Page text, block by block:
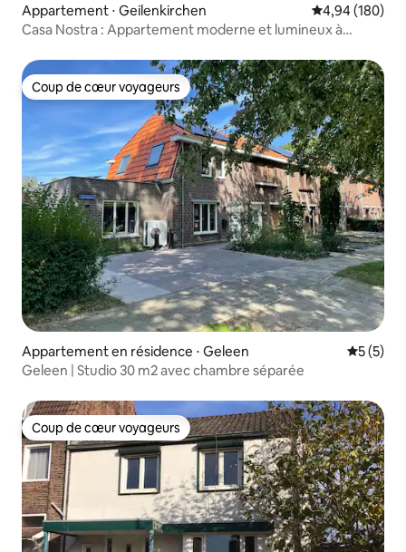
Appartement ⋅ Geilenkirchen Évaluation
4,94 (180)
Casa Nostra : Appartement moderne et lumineux à
Coup de cœur voyageurs
Coup de cœur voyageurs
Appartement en résidence ⋅ Geleen
5 (5)
Geleen | Studio 30 m2 avec chambre séparée
Coup de cœur voyageurs
Coup de cœur voyageurs